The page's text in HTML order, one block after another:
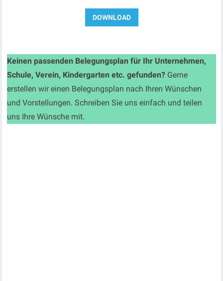
Keinen passenden Belegungsplan für Ihr Unternehmen,
Schule, Verein, Kindergarten etc. gefunden? Gerne
erstellen wir einen Belegungsplan nach Ihren Wünschen
und Vorstellungen. Schreiben Sie uns einfach und teilen
uns Ihre Wünsche mit.